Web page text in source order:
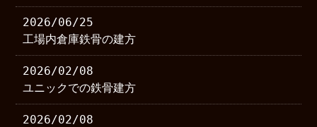
2026/06/25
工場内倉庫鉄骨の建方
2026/02/08
ユニックでの鉄骨建方
2026/02/08